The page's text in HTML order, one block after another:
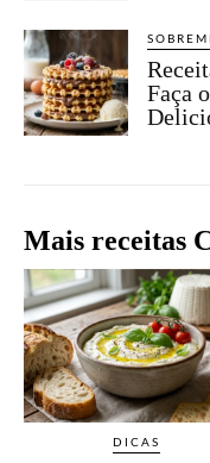
Faça
Mais receitas
DICAS